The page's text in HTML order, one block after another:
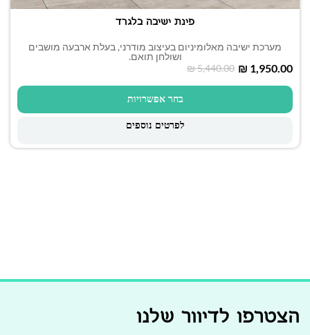
פינת ישיבה בלגרד
מערכת ישיבה מאלומיניום בעיצוב מודרני, בעלת ארבעה מושבים
ושולחן תואם.
₪5,440.00 ₪ 1,950.00
בחר אפשרויות
לפרטים נוספים
הצטרפו לדיוור שלנו